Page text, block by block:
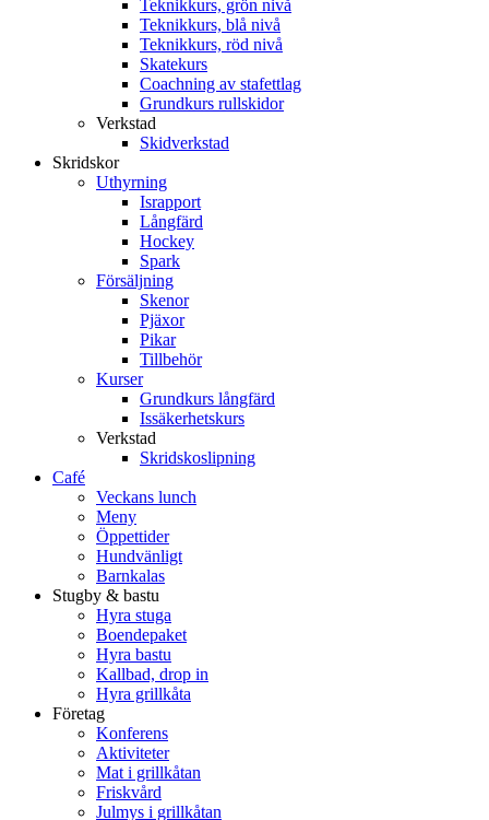
Teknikkurs, grön nivå
Teknikkurs, blå nivå
Teknikkurs, röd nivå
Skatekurs
Coachning av stafettlag
Grundkurs rullskidor
Verkstad
Skidverkstad
Skridskor
Uthyrning
Israpport
Långfärd
Hockey
Spark
Försäljning
Skenor
Pjäxor
Pikar
Tillbehör
Kurser
Grundkurs långfärd
Issäkerhetskurs
Verkstad
Skridskoslipning
Café
Veckans lunch
Meny
Öppettider
Hundvänligt
Barnkalas
Stugby & bastu
Hyra stuga
Boendepaket
Hyra bastu
Kallbad, drop in
Hyra grillkåta
Företag
Konferens
Aktiviteter
Mat i grillkåtan
Friskvård
Julmys i grillkåtan